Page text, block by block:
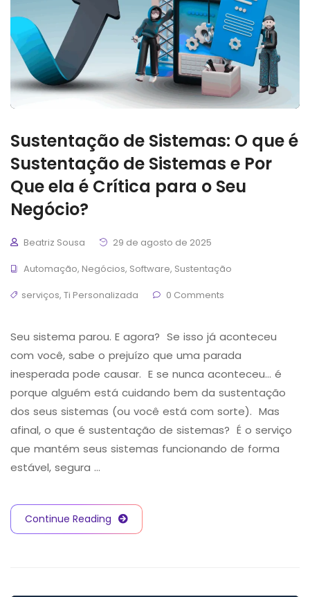
Sustentação de Sistemas: O que é
Sustentação de Sistemas e Por
Que ela é Crítica para o Seu
Negócio?
Beatriz Sousa
29 de agosto de 2025
Automação, Negócios, Software, Sustentação
serviços, Ti Personalizada 0 Comments
Seu sistema parou. E agora? Se isso já aconteceu
com você, sabe o prejuízo que uma parada
inesperada pode causar. E se nunca aconteceu… é
porque alguém está cuidando bem da sustentação
dos seus sistemas (ou você está com sorte). Mas
afinal, o que é sustentação de sistemas? É o serviço
que mantém seus sistemas funcionando de forma
estável, segura …
Continue Reading